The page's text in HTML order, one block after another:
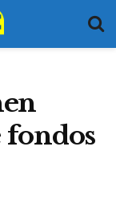
fondos